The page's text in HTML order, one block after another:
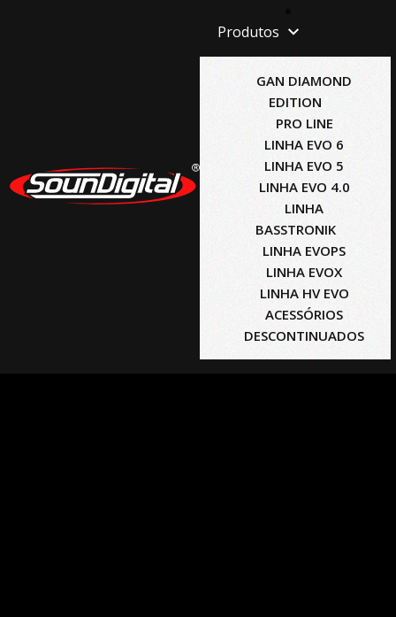
Produtos
GAN DIAMOND
EDITION
PRO LINE
LINHA EVO 6
LINHA EVO 5
LINHA EVO 4.0
LINHA
BASSTRONIK
LINHA EVOPS
LINHA EVOX
LINHA HV EVO
ACESSÓRIOS
DESCONTINUADOS